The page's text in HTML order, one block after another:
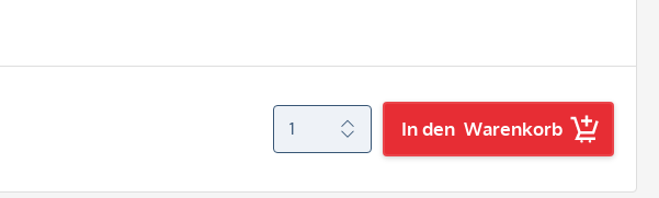
In den Warenkorb